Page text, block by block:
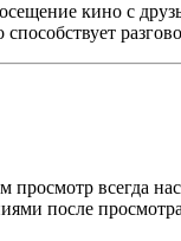
кино с
всегда
после